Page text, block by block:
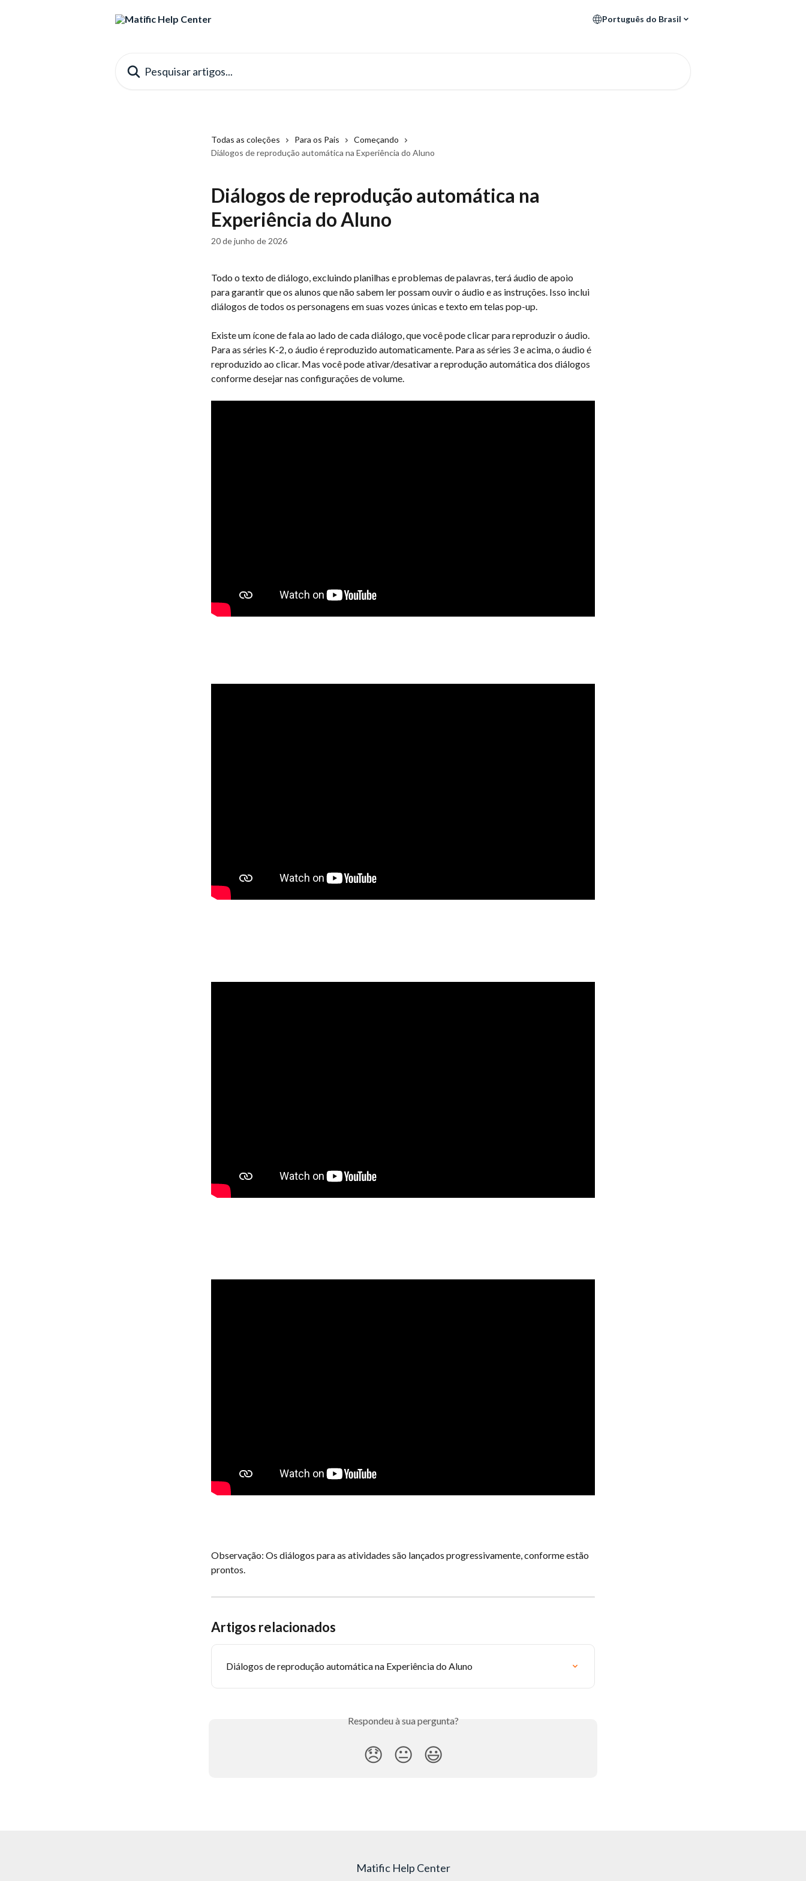
Português do Brasil
Todas as coleções Para os Pais
Começando
Diálogos de reprodução automática na Experiência do Aluno
Diálogos de reprodução automática na
Experiência do Aluno
20 de junho de 2026
Todo o texto de diálogo, excluindo planilhas e problemas de palavras, terá áudio de apoio
para garantir que os alunos que não sabem ler possam ouvir o áudio e as instruções. Isso inclui
diálogos de todos os personagens em suas vozes únicas e texto em telas pop-up.
Existe um ícone de fala ao lado de cada diálogo, que você pode clicar para reproduzir o áudio.
Para as séries K-2, o áudio é reproduzido automaticamente. Para as séries 3 e acima, o áudio é
reproduzido ao clicar. Mas você pode ativar/desativar a reprodução automática dos diálogos
conforme desejar nas configurações de volume.
Observação: Os diálogos para as atividades são lançados progressivamente, conforme estão
prontos.
Artigos relacionados
Diálogos de reprodução automática na Experiência do Aluno
Respondeu à sua pergunta?
😞 😐 😃
Matific Help Center